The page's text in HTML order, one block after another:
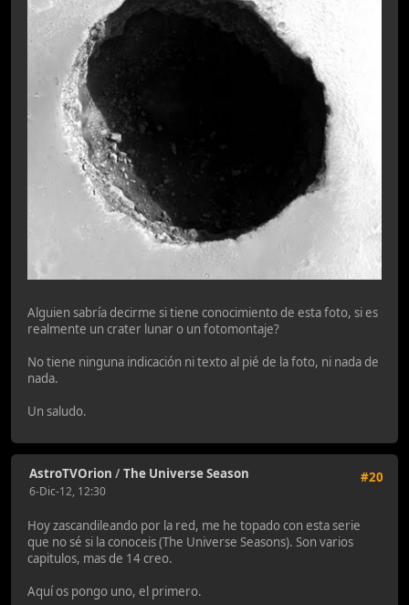
Alguien sabría decirme si tiene conocimiento de esta foto, si es
realmente un crater lunar o un fotomontaje?
No tiene ninguna indicación ni texto al pié de la foto, ni nada de
nada.
Un saludo.
#20
AstroTVOrion /The Universe Season
6-Dic-12, 12:30
Hoy zascandileando por la red, me he topado con esta serie
que no sé si la conoceis (The Universe Seasons). Son varios
capitulos, mas de 14 creo.
Aquí os pongo uno, el primero.